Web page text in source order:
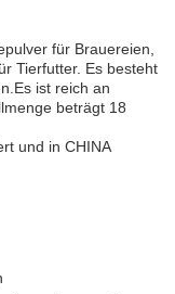
für Brauereien,
Tierfutter. Es besteht
ist reich an
beträgt 18
und in CHINA